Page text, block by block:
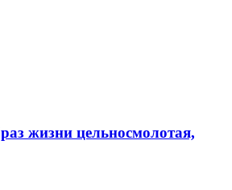
жизни цельносмолотая,